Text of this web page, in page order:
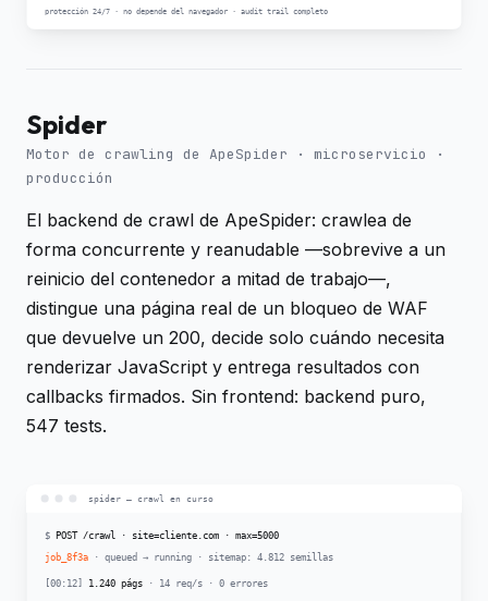
Spider
Motor de crawling de ApeSpider · microservicio ·
producción
El backend de crawl de ApeSpider: crawlea de
forma concurrente y reanudable —sobrevive a un
reinicio del contenedor a mitad de trabajo—,
distingue una página real de un bloqueo de WAF
que devuelve un 200, decide solo cuándo necesita
renderizar JavaScript y entrega resultados con
callbacks firmados. Sin frontend: backend puro,
547 tests.